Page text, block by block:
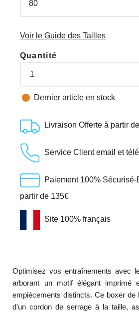
Voir le Guide des Tailles
Quantité
 Dernier article en stock
Livraison Offerte à partir
Service Client email et
Paiement 100%
partir de 135€
Site 100% français
Optimisez vos entraînements avec
arborant un motif élégant imprimé
empiècements distincts. Ce boxer de
d'un cordon de serrage à la taille,